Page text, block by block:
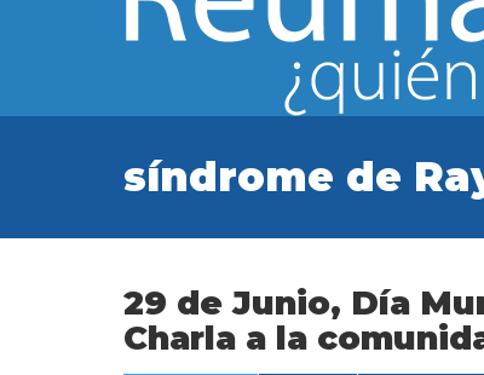
síndrome de
29 de Junio, Día
Charla a la